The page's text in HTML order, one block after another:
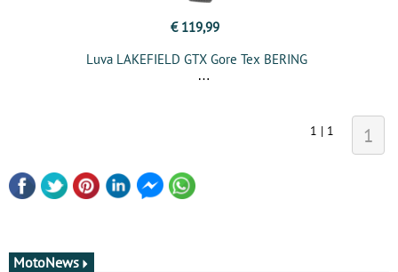
€ 119,99
Luva LAKEFIELD GTX Gore Tex BERING
1 | 1 1
MotoNews